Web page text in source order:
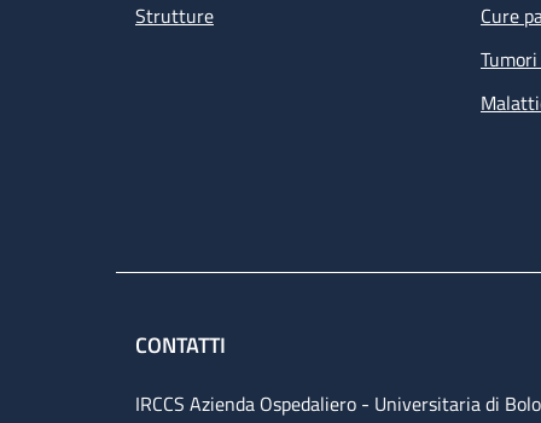
Strutture
Cure
CONTATTI
IRCCS Azienda Ospedaliero - Universitaria di